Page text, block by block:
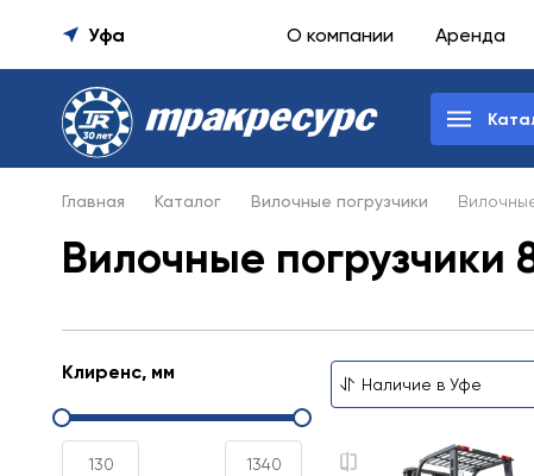
Уфа О компании Аренда
Главная Каталог Вилочные погрузчики
Вилочные погрузчики
Клиренс, мм